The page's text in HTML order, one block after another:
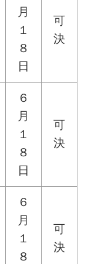
月
１
８
日
可
決
６
月
１
８
日
可
決
６
月
１
８
可
決